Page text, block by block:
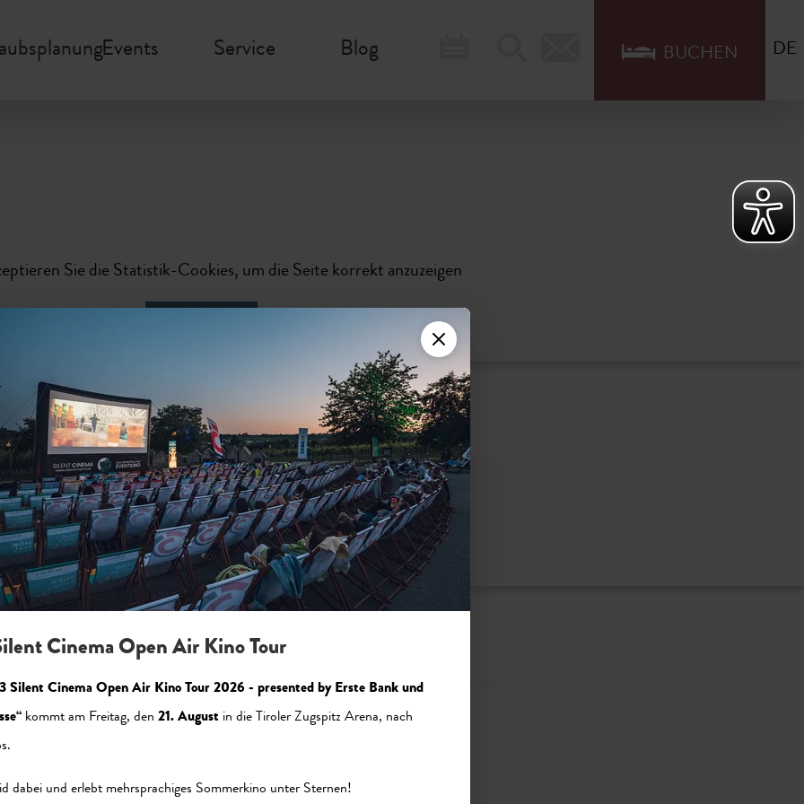
Events Service Blog BUCHEN DE
Sie die Statistik-Cookies, um die Seite korrekt anzuzeigen
Sie die Statistik-Cookies, um die Seite korrekt anzuzeigen
Jetzt aktivieren
Cinema Open Air Kino Tour
Silent Cinema Open Air Kino Tour 2026 - presented by Erste Bank und
kommt am Freitag, den 21. August in die Tiroler Zugspitz Arena, nach
dabei und erlebt mehrsprachiges Sommerkino unter Sternen!